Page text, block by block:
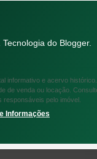
do Blogger.
informativo e acervo histórico.
de venda ou locação.
pelo imóvel.
Informações